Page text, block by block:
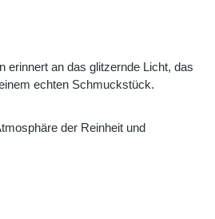
erinnert an das glitzernde Licht, das
echten Schmuckstück.
der Reinheit und